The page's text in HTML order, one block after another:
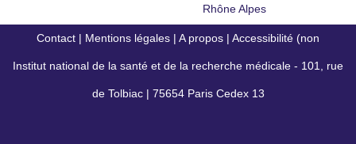
Rhône Alpes
Contact | Mentions légales | A propos | Accessibilité (non
conforme)
Institut national de la santé et de la recherche médicale - 101, rue
de Tolbiac | 75654 Paris Cedex 13